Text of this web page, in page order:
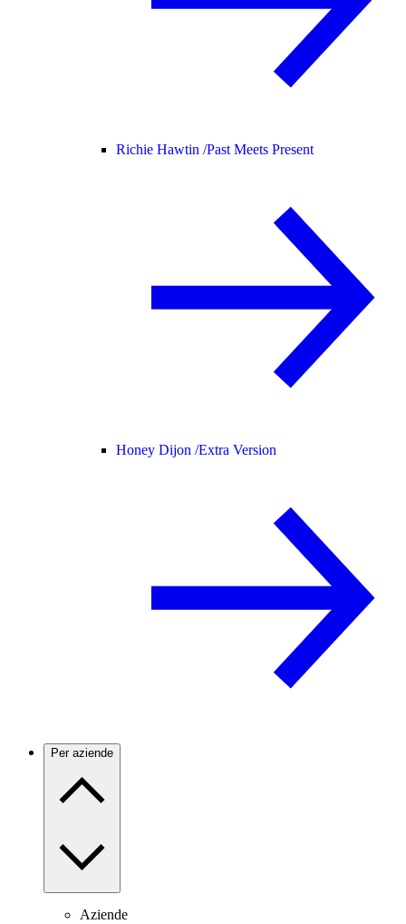
Richie Hawtin /Past Meets Present
Honey Dijon /Extra Version
Per aziende
Aziende